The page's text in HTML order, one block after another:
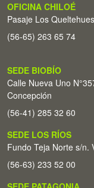
OFICINA CHILOÉ
Pasaje Los
(56-65) 263 65 74
SEDE BIOBÍO
Calle Nueva Uno
Concepción
(56-41) 285 32 60
SEDE LOS RÍOS
Fundo Teja Norte s/n.
(56-63) 233 52 00